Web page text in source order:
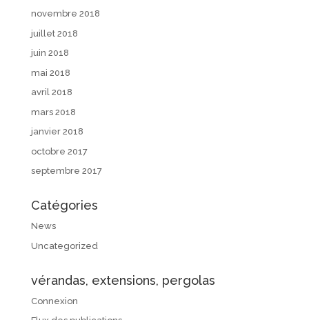
novembre 2018
juillet 2018
juin 2018
mai 2018
avril 2018
mars 2018
janvier 2018
octobre 2017
septembre 2017
Catégories
News
Uncategorized
vérandas, extensions, pergolas
Connexion